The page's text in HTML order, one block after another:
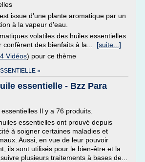
issue d'une plante aromatique par un
à la vapeur d'eau.
volatiles des huiles essentielles
confèrent des bienfaits à la... [suite...]
4 Vidéos) pour ce thème
»
essentielle - Bzz Para
Il y a 76 produits.
essentielles ont prouvé depuis
à soigner certaines maladies et
Aussi, en vue de leur pouvoir
ils sont utilisés pour le bien-être et la
plusieurs traitements à bases de...